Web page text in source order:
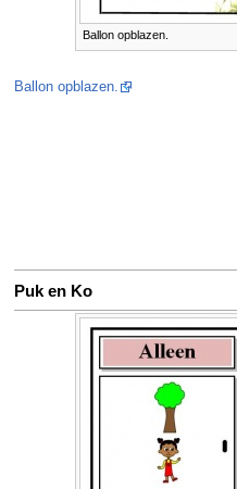
Ballon opblazen.
Ballon opblazen.
Puk en Ko